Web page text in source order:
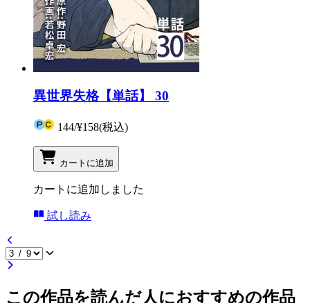
異世界失格【単話】 30
144/¥158(税込)
カートに追加
カートに追加しました
試し読み
この作品を読んだ人におすすめの作品